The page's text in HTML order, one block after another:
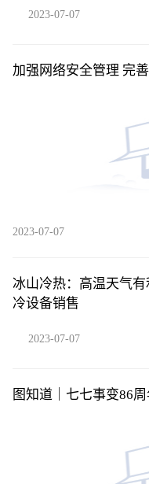
2023-07-07
加强网络安全管理 完
2023-07-07
冰山冷热：高温天气有
冷设备销售
2023-07-07
图知道｜七七事变86